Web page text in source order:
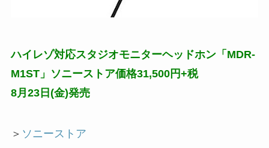
ハイレゾ対応スタジオモニターヘッドホン「MDR-
M1ST」ソニーストア価格31,500円+税
8月23日(金)発売
＞ ソニーストア